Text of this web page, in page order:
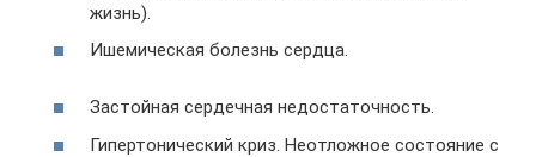
жизнь).
Ишемическая болезнь сердца.
Застойная сердечная недостаточность.
Гипертонический криз. Неотложное состояние с